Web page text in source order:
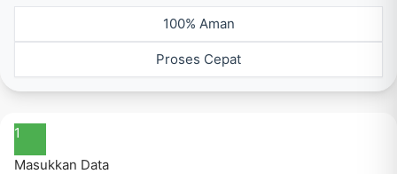
100% Aman
Proses Cepat
1
Masukkan Data